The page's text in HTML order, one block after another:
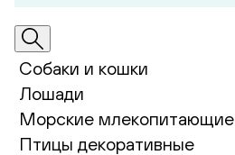
Собаки и кошки
Лошади
Морские млекопитающие
Птицы декоративные